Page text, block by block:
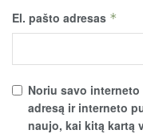
El. pašto adresas *
Noriu savo
adresą ir interneto
naujo, kai kitą kartą